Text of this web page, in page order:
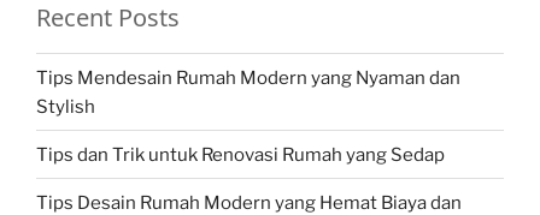
Recent Posts
Tips Mendesain Rumah Modern yang Nyaman dan
Stylish
Tips dan Trik untuk Renovasi Rumah yang Sedap
Tips Desain Rumah Modern yang Hemat Biaya dan